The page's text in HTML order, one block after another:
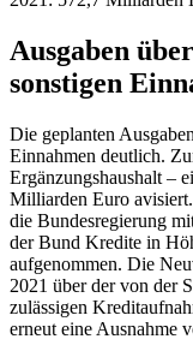
erneut eine Ausnahme
Die Steuereinnahmen
Milliarden Euro
weniger, als im
steuerliche
Steuereinnahmen bei
Einnahmen fallen
Euro um 15,9
und liegen etwas über
werden im Haushalt
mehr als die 50,8
des ursprünglichen
Haushaltsabschluss